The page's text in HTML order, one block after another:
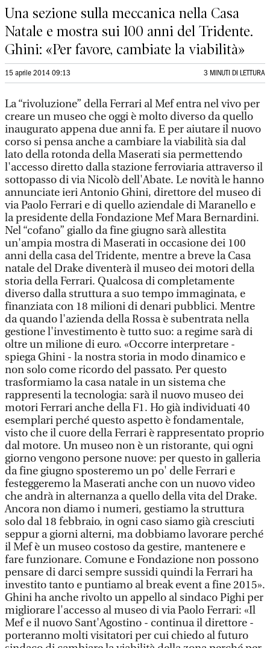
Una sezione sulla meccanica nella Casa
Natale e mostra sui 100 anni del Tridente.
Ghini: «Per favore, cambiate la viabilità»
15 aprile 2014 09:13 3 MINUTI DI LETTURA
La “rivoluzione” della Ferrari al Mef entra nel vivo per
creare un museo che oggi è molto diverso da quello
inaugurato appena due anni fa. E per aiutare il nuovo
corso si pensa anche a cambiare la viabilità sia dal
lato della rotonda della Maserati sia permettendo
l'accesso diretto dalla stazione ferroviaria attraverso il
sottopasso di via Nicolò dell'Abate. Le novità le hanno
annunciate ieri Antonio Ghini, direttore del museo di
via Paolo Ferrari e di quello aziendale di Maranello e
la presidente della Fondazione Mef Mara Bernardini.
Nel “cofano” giallo da fine giugno sarà allestita
un'ampia mostra di Maserati in occasione dei 100
anni della casa del Tridente, mentre a breve la Casa
natale del Drake diventerà il museo dei motori della
storia della Ferrari. Qualcosa di completamente
diverso dalla struttura a suo tempo immaginata, e
finanziata con 18 milioni di denari pubblici. Mentre
da quando l'azienda della Rossa è subentrata nella
gestione l'investimento è tutto suo: a regime sarà di
oltre un milione di euro. «Occorre interpretare -
spiega Ghini - la nostra storia in modo dinamico e
non solo come ricordo del passato. Per questo
trasformiamo la casa natale in un sistema che
rappresenti la tecnologia: sarà il nuovo museo dei
motori Ferrari anche della F1. Ho già individuati 40
esemplari perché questo aspetto è fondamentale,
visto che il cuore della Ferrari è rappresentato proprio
dal motore. Un museo non è un ristorante, qui ogni
giorno vengono persone nuove: per questo in galleria
da fine giugno sposteremo un po' delle Ferrari e
festeggeremo la Maserati anche con un nuovo video
che andrà in alternanza a quello della vita del Drake.
Ancora non diamo i numeri, gestiamo la struttura
solo dal 18 febbraio, in ogni caso siamo già cresciuti
seppur a giorni alterni, ma dobbiamo lavorare perché
il Mef è un museo costoso da gestire, mantenere e
fare funzionare. Comune e Fondazione non possono
pensare di darci sempre sussidi quindi la Ferrari ha
investito tanto e puntiamo al break event a fine 2015».
Ghini ha anche rivolto un appello al sindaco Pighi per
migliorare l'accesso al museo di via Paolo Ferrari: «Il
Mef e il nuovo Sant'Agostino - continua il direttore -
porteranno molti visitatori per cui chiedo al futuro